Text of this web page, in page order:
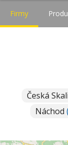
Firmy
Česká
Náchod